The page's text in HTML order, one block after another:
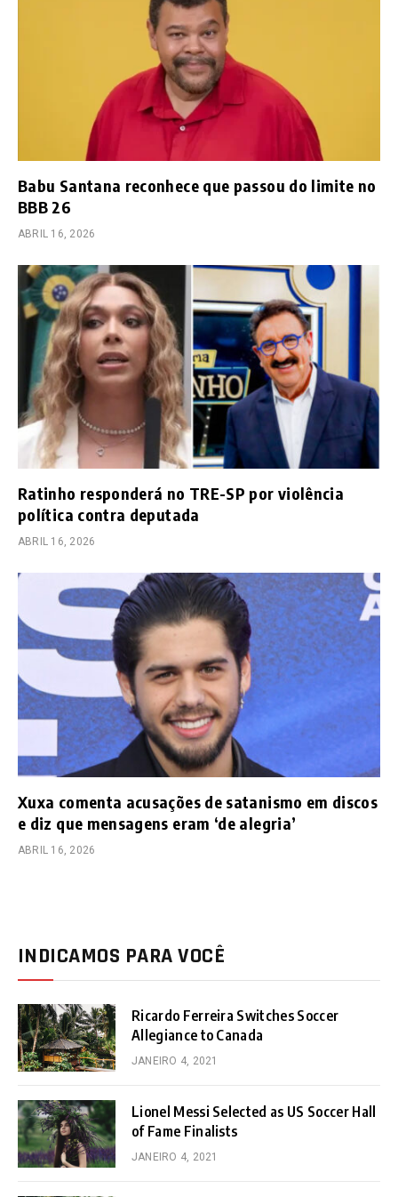
Babu Santana reconhece que passou do limite no
BBB 26
ABRIL 16, 2026
Ratinho responderá no TRE-SP por violência
política contra deputada
ABRIL 16, 2026
Xuxa comenta acusações de satanismo em discos
e diz que mensagens eram ‘de alegria’
ABRIL 16, 2026
INDICAMOS PARA VOCÊ
Ricardo Ferreira Switches Soccer
Allegiance to Canada
JANEIRO 4, 2021
Lionel Messi Selected as US Soccer Hall
of Fame Finalists
JANEIRO 4, 2021